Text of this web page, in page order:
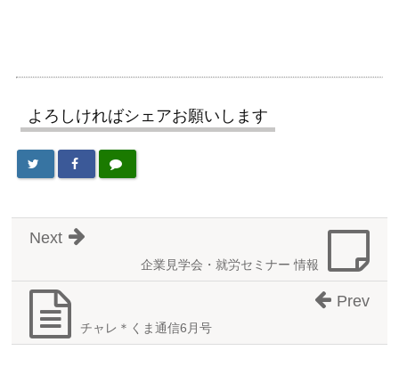
よろしければシェアお願いします
企業見学会・就労セミナー 情報
Next
チャレ＊くま通信6月号
Prev